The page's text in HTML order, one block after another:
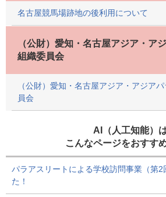
名古屋競馬場跡地の後利用について
（公財）愛知・名古屋アジア・ア
組織委員会
（公財）愛知・名古屋アジア・アジア
員会
AI（人工知能）
こんなページをおすす
パラアスリートによる学校訪問事業（第2
た！